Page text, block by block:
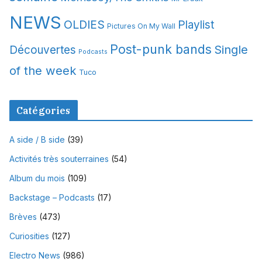
NEWS OLDIES Pictures On My Wall Playlist
Découvertes Podcasts Post-punk bands Single
of the week Tuco
Catégories
A side / B side (39)
Activités très souterraines (54)
Album du mois (109)
Backstage – Podcasts (17)
Brèves (473)
Curiosities (127)
Electro News (986)